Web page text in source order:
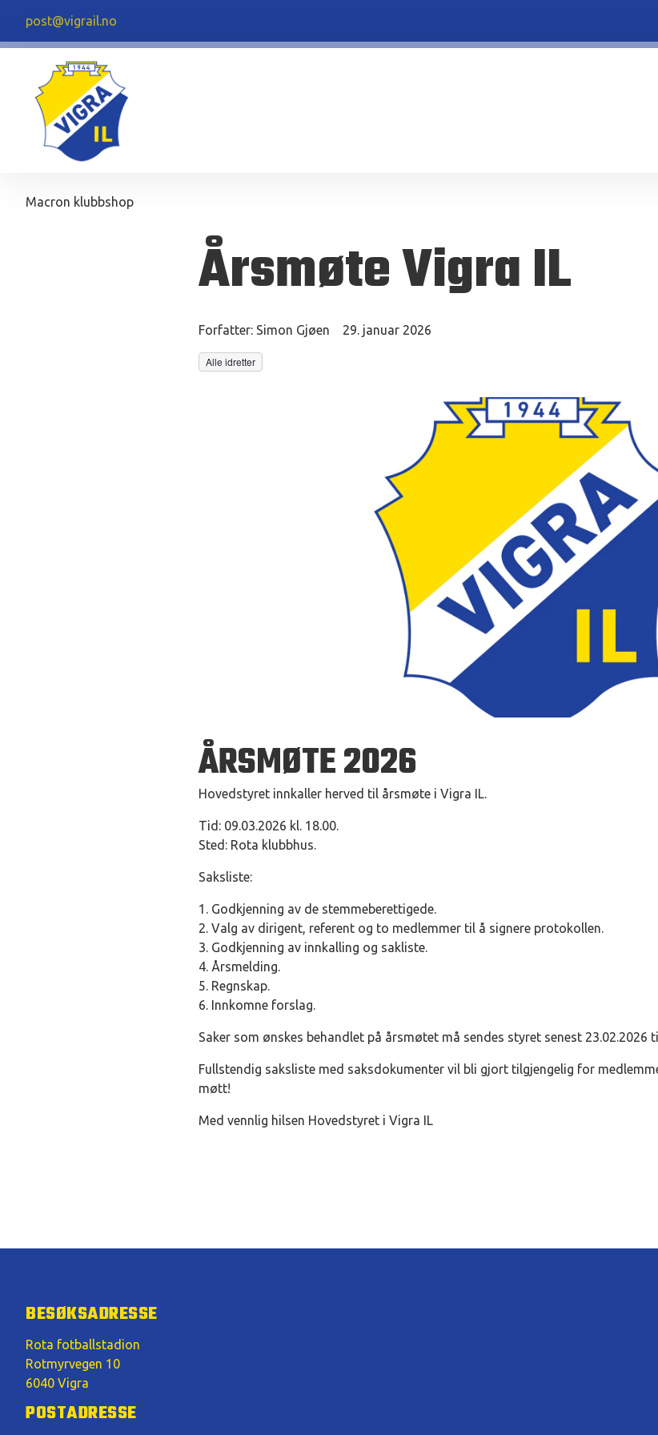
post@vigrail.no
Macron klubbshop
Årsmøte Vigra IL
Forfatter: Simon Gjøen 29. januar 2026
Alle idretter
ÅRSMØTE 2026
Hovedstyret innkaller herved til årsmøte i Vigra IL.
Tid: 09.03.2026 kl. 18.00.
Sted: Rota klubbhus.
Saksliste:
1. Godkjenning av de stemmeberettigede.
2. Valg av dirigent, referent og to medlemmer til å signere protokollen.
3. Godkjenning av innkalling og sakliste.
4. Årsmelding.
5. Regnskap.
6. Innkomne forslag.
Saker som ønskes behandlet på årsmøtet må sendes styret senest 23.02.2026
Fullstendig saksliste med saksdokumenter vil bli gjort tilgjengelig for
møtt!
Med vennlig hilsen Hovedstyret i Vigra IL
BESØKSADRESSE
Rota fotballstadion
Rotmyrvegen 10
6040 Vigra
POSTADRESSE